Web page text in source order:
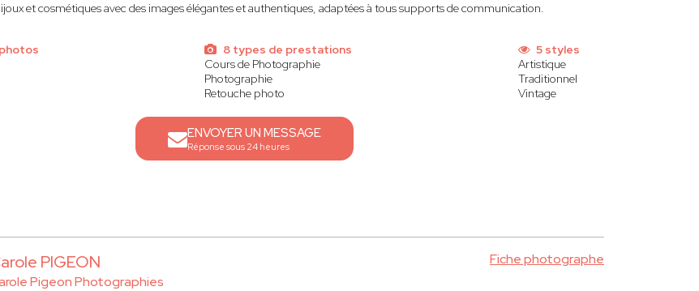
et cosmétiques avec des images élégantes et authentiques, adaptées à tous supports de communication.
8 types de prestations
Cours de Photographie
Photographie
Retouche photo
5 styles
Artistique
Traditionnel
Vintage
ENVOYER UN MESSAGE
Réponse sous 24 heures
PIGEON
Pigeon Photographies
Fiche photographe